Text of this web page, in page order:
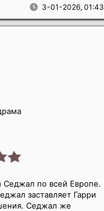
3-01-2026, 01:43
Седжал по всей Европе.
заставляет Гарри
Седжал же